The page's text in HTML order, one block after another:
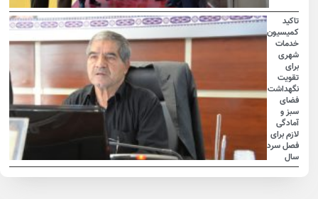
تاکید
کمیسیون
خدمات
شهری
برای
تقویت
نگهداشت
فضای
سبز و
آمادگی
لازم برای
فصل سرد
سال